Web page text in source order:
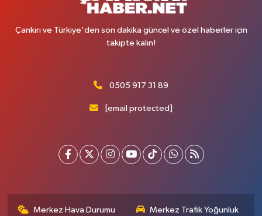
Çankırı ve Türkiye'den son dakika güncel ve özel haberler için
takipte kalın!
0505 917 31 89
[email protected]
Merkez Hava Durumu
Merkez Trafik Yoğunluk